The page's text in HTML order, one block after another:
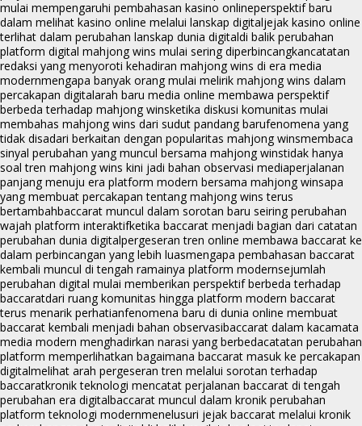
mulai mempengaruhi pembahasan kasino onlineperspektif baru
dalam melihat kasino online melalui lanskap digitaljejak kasino online
terlihat dalam perubahan lanskap dunia digitaldi balik perubahan
platform digital mahjong wins mulai sering diperbincangkancatatan
redaksi yang menyoroti kehadiran mahjong wins di era media
modernmengapa banyak orang mulai melirik mahjong wins dalam
percakapan digitalarah baru media online membawa perspektif
berbeda terhadap mahjong winsketika diskusi komunitas mulai
membahas mahjong wins dari sudut pandang barufenomena yang
tidak disadari berkaitan dengan popularitas mahjong winsmembaca
sinyal perubahan yang muncul bersama mahjong winstidak hanya
soal tren mahjong wins kini jadi bahan observasi mediaperjalanan
panjang menuju era platform modern bersama mahjong winsapa
yang membuat percakapan tentang mahjong wins terus
bertambahbaccarat muncul dalam sorotan baru seiring perubahan
wajah platform interaktifketika baccarat menjadi bagian dari catatan
perubahan dunia digitalpergeseran tren online membawa baccarat ke
dalam perbincangan yang lebih luasmengapa pembahasan baccarat
kembali muncul di tengah ramainya platform modernsejumlah
perubahan digital mulai memberikan perspektif berbeda terhadap
baccaratdari ruang komunitas hingga platform modern baccarat
terus menarik perhatianfenomena baru di dunia online membuat
baccarat kembali menjadi bahan observasibaccarat dalam kacamata
media modern menghadirkan narasi yang berbedacatatan perubahan
platform memperlihatkan bagaimana baccarat masuk ke percakapan
digitalmelihat arah pergeseran tren melalui sorotan terhadap
baccaratkronik teknologi mencatat perjalanan baccarat di tengah
perubahan era digitalbaccarat muncul dalam kronik perubahan
platform teknologi modernmenelusuri jejak baccarat melalui kronik